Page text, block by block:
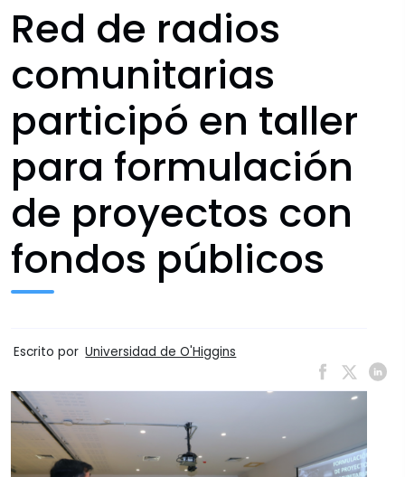
Red de radios
comunitarias
participó en taller
para formulación
de proyectos con
fondos públicos
Escrito por Universidad de O'Higgins